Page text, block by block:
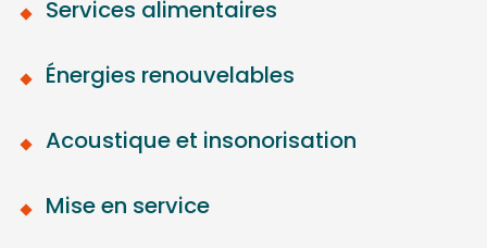
Services alimentaires
Énergies renouvelables
Acoustique et insonorisation
Mise en service